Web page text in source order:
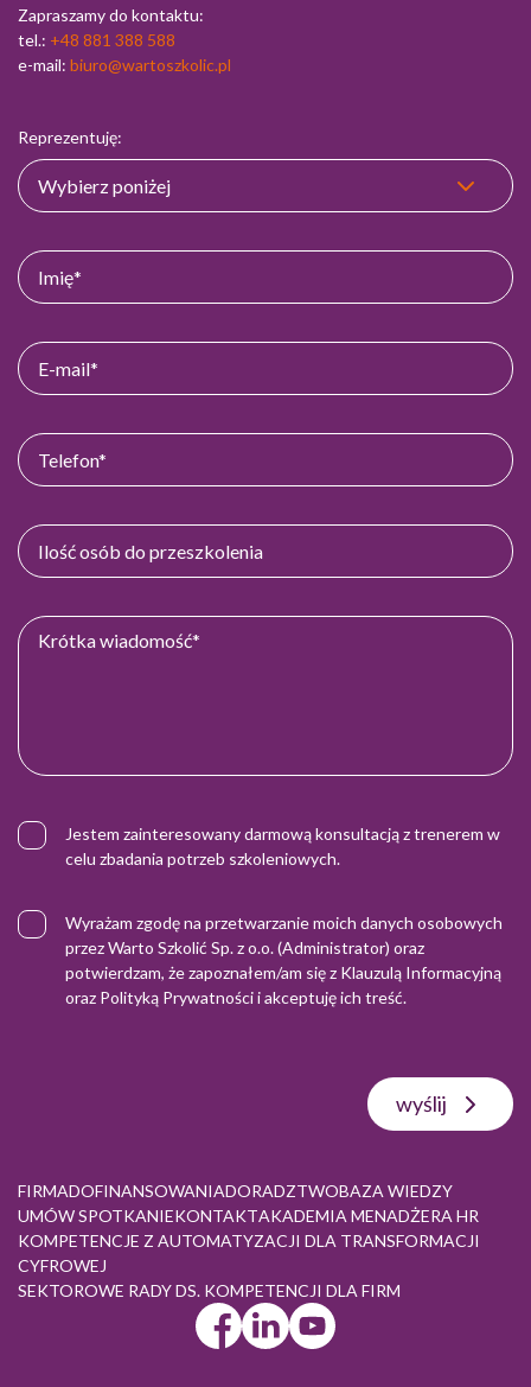
Zapraszamy do kontaktu:
tel.: +48 881 388 588
e-mail: biuro@wartoszkolic.pl
Reprezentuję:
Jestem zainteresowany darmową konsultacją z trenerem w
celu zbadania potrzeb szkoleniowych.
Wyrażam zgodę na przetwarzanie moich danych osobowych
przez Warto Szkolić Sp. z o.o. (Administrator) oraz
potwierdzam, że zapoznałem/am się z Klauzulą Informacyjną
oraz Polityką Prywatnościi akceptuję ich treść.
wyślij
FIRMADOFINANSOWANIADORADZTWOBAZA WIEDZY
UMÓW SPOTKANIEKONTAKTAKADEMIA MENADŻERA HR
KOMPETENCJE Z AUTOMATYZACJI DLA TRANSFORMACJI
CYFROWEJ
SEKTOROWE RADY DS. KOMPETENCJI DLA FIRM